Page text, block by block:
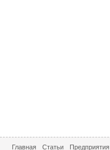
Главная Статьи Предприятия